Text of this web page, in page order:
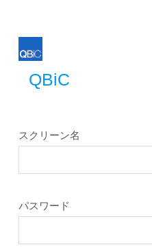
QBiC
QBiC
スクリーン名
パスワード